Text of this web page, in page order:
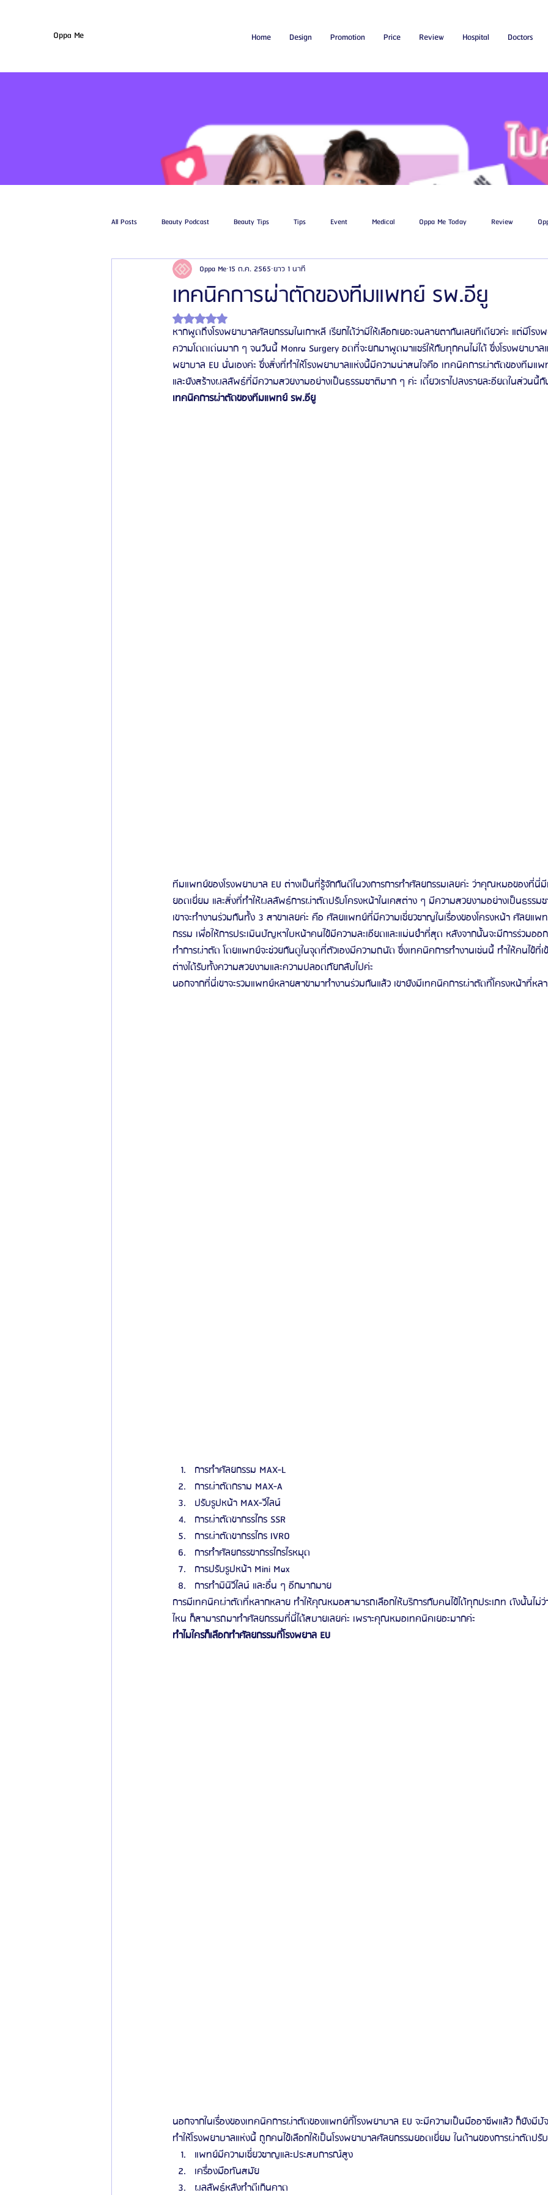
Home Design Promotion Price Review Hospital Doctors
Oppa Me
All Posts Beauty Podcast Beauty Tips Tips Event Medical Oppa Me Today Review
รีวิวศัลยกรรมฉีดไขมัน รีวิวศัลยกรรมดูดไขมัน
โรงพยาบาลศัลยกรรมเฟรช
รีวิวศัลยกรรมผู้ชาย โรงพยาบาลศัลยกรรมมาอิน โรงพยาบาลศัลยกรรมนานะ โรงพยาบาลศัลยกรรมรูบี
เทคนิคการผ่าตัดของทีมแพทย์ รพ.อียู
Oppa Me 15 ต.ค. 2565 ยาว 1 นาที
ได้รับ NaN เต็ม 5 ดาว
หากพูดถึงโรงพยาบาลศัลยกรรมในเกาหลี เรียกได้ว่ามีให้เลือกเยอะจนลายตากันเลยทีเดียวค่ะ แต่มีโร
ความโดดเด่นมาก ๆ จนวันนี้ Monra Surgery อดที่จะยกมาพูดมาแชร์ให้กับทุกคนไม่ได้ ซึ่งโรงพยาบา
พยาบาล EU นั่นเองค่ะ ซึ่งสิ่งที่ทำให้โรงพยาบาลแห่งนี้มีความน่าสนใจคือ เทคนิคการผ่าตัดของทีมแ
และยังสร้างผลลัพธ์ที่มีความสวยงามอย่างเป็นธรรมชาติมาก ๆ ค่ะ เดี๋ยวเราไปลงรายละอียดในส่วนนี้
เทคนิคการผ่าตัดของทีมแพทย์ รพ.อียู
ทีมแพทย์ของโรงพยาบาล EU ต่างเป็นที่รู้จักกันดีในวงการการทำศัลยกรรมเลยค่ะ ว่าคุณหมอของที่นี่
ยอดเยี่ยม และสิ่งที่ทำให้ผลลัพธ์การผ่าตัดปรับโครงหน้าในเคสต่าง ๆ มีความสวยงามอย่างเป็นธร
เขาจะทำงานร่วมกันทั้ง 3 สาขาเลยค่ะ คือ ศัลยแพทย์ที่มีความเชี่ยวชาญในเรื่องของโครงหน้า ศัลยแพ
กรรม เพื่อให้การประเมินปัญหาใบหน้าคนไข้มีความละเอียดและแม่นยำที่สุด หลังจากนั้นจะมีการร่วมอ
ทำการผ่าตัด โดยแพทย์จะช่วยกันดูในจุดที่ตัวเองมีความถนัด ซึ่งเทคนิคการทำงานเช่นนี้ ทำให้คนไข้ที่
ต่างได้รับทั้งความสวยงามและความปลอดภัยกลับไปค่ะ
นอกจากที่นี่เขาจะรวมแพทย์หลายสาขามาทำงานร่วมกันแล้ว เขายังมีเทคนิคการผ่าตัดที่โครงหน้าที่หลา
การทำศัลยกรรม MAX-L
การผ่าตัดกราม MAX-A
ปรับรูปหน้า MAX-วีไลน์
การผ่าตัดขากรรไกร SSR
การผ่าตัดขากรรไกร IVRO
การทำศัลยกรรขากรรไกรไรหมุด
การปรับรูปหน้า Mini Max
การทำมินิวีไลน์ และอื่น ๆ อีกมากมาย
การมีเทคนิคผ่าตัดที่หลากหลาย ทำให้คุณหมอสามารถเลือกให้บริการกับคนไข้ได้ทุกประเภท ดังนั้นไม่
ไหน ก็สามารถมาทำศัลยกรรมที่นี่ได้สบายเลยค่ะ เพราะคุณหมอเทคนิคเยอะมากค่ะ
ทำไมใครก็เลือกทำศัลยกรรมที่โรงพยาล EU
นอกจากในเรื่องของเทคนิคการผ่าตัดของแพทย์ที่โรงพยาบาล EU จะมีความเป็นมืออาชีพแล้ว ก็ยังมี
ทำให้โรงพยาบาลแห่งนี้ ถูกคนไข้เลือกให้เป็นโรงพยาบาลศัลยกรรมยอดเยี่ยม ในด้านของการผ่าตัดปรับ
แพทย์มีความเชี่ยวชาญและประสบการณ์สูง
เครื่องมือทันสมัย
ผลลัพธ์หลังทำดีเกินคาด